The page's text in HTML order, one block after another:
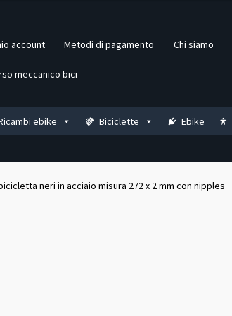
account Metodi di pagamento Chi siamo
meccanico bici
ebike Biciclette Ebike
neri in acciaio misura 272 x 2 mm con nipples